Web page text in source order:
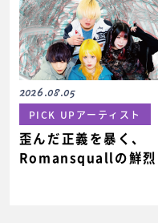
2026.08.05
PICK UPアーティスト
歪んだ正義を暴く、
Romansquallの鮮烈